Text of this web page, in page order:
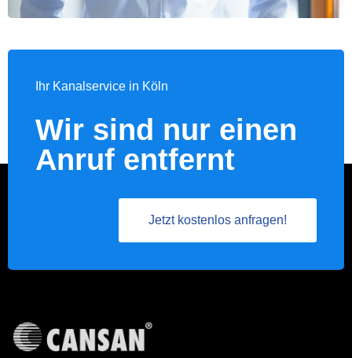
Ihr Kanalservice in Köln
Wir sind nur einen
Anruf entfernt
Jetzt kostenlos anfragen!